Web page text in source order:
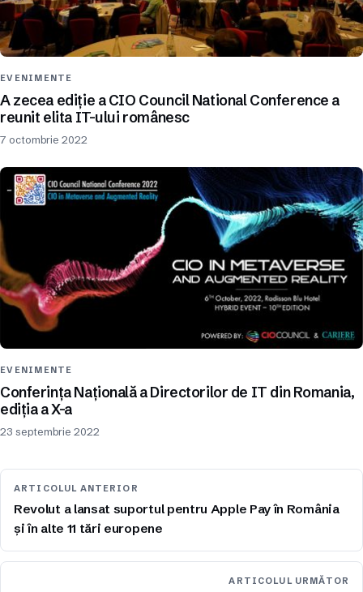
EVENIMENTE
A zecea ediție a CIO Council National Conference a
reunit elita IT-ului românesc
7 octombrie 2022
EVENIMENTE
Conferința Națională a Directorilor de IT din Romania,
ediția a X-a
23 septembrie 2022
ARTICOLUL ANTERIOR
Revolut a lansat suportul pentru Apple Pay în România
și în alte 11 tări europene
ARTICOLUL URMĂTOR